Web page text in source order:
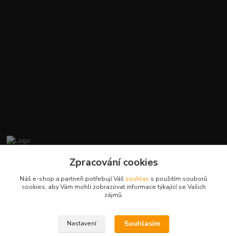
+420412384749
Zpracování cookies
Náš e-shop a partneři potřebují Váš souhlas s použitím souborů
cookies, aby Vám mohli zobrazovat informace týkající se Vašich
zájmů.
Nastavení Souhlasím